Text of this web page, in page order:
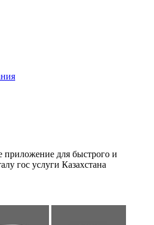
приложение для быстрого и
гос услуги Казахстана